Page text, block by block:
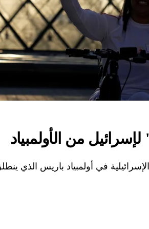
من الأولمبياد
في أولمبياد باريس الذي